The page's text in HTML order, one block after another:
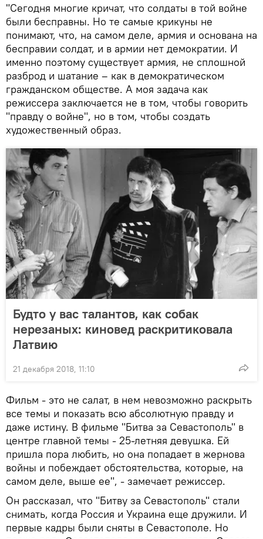
"Сегодня многие кричат, что солдаты в той войне
были бесправны. Но те самые крикуны не
понимают, что, на самом деле, армия и основана на
бесправии солдат, и в армии нет демократии. И
именно поэтому существует армия, не сплошной
разброд и шатание – как в демократическом
гражданском обществе. А моя задача как
режиссера заключается не в том, чтобы говорить
"правду о войне", но в том, чтобы создать
художественный образ.
Будто у вас талантов, как собак
нерезаных: киновед раскритиковала
Латвию
21 декабря 2018, 11:10
Фильм - это не салат, в нем невозможно раскрыть
все темы и показать всю абсолютную правду и
даже истину. В фильме "Битва за Севастополь" в
центре главной темы - 25-летняя девушка. Ей
пришла пора любить, но она попадает в жернова
войны и побеждает обстоятельства, которые, на
самом деле, выше ее", - замечает режиссер.
Он рассказал, что "Битву за Севастополь" стали
снимать, когда Россия и Украина еще дружили. И
первые кадры были сняты в Севастополе. Но